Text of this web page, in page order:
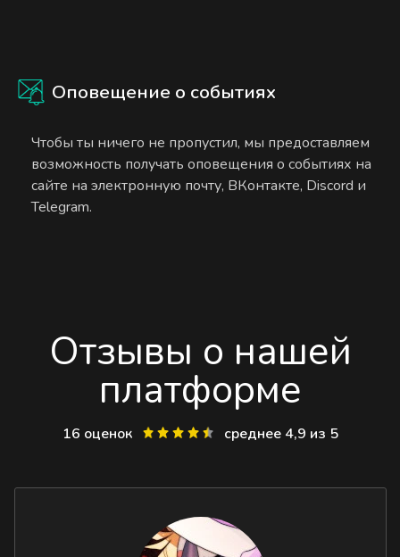
Оповещение о событиях
Чтобы ты ничего не пропустил, мы предоставляем
возможность получать оповещения о событиях на
сайте на электронную почту, ВКонтакте, Discord и
Telegram.
Отзывы о нашей
платформе
16 оценок среднее 4,9 из 5